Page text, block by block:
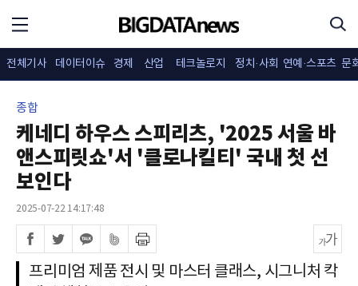
전체기사 데이터이슈 경제 산업 테크놀로지 정치·사회 연예·스포츠 문
종합
케네디 하우스 스피리츠, '2025 서울 바
앤스피릿쇼'서 '클로나킬티' 국내 첫 선
보인다
2025-07-22 14:17:48
프리미엄 제품 전시 및 마스터 클래스, 시그니처 칵